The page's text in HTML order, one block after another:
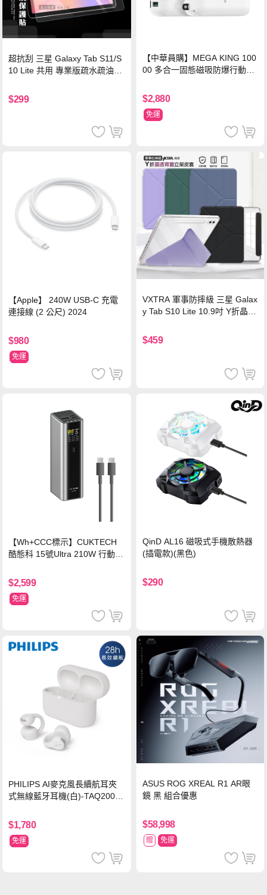
超抗刮 三星 Galaxy Tab S11/S
10 Lite 共用 專業版疏水疏油9H
$299
【中華員購】MEGA KING 100
00 多合一固態磁吸防爆行動電
$2,880
免運
【Apple】 240W USB-C 充電
連接線 (2 公尺) 2024
$980
免運
VXTRA 軍事防摔級 三星 Galax
y Tab S10 Lite 10.9吋 Y折晶透
$459
【Wh+CCC標示】CUKTECH
酷態科 15號Ultra 210W 行動電
$2,599
免運
QinD AL16 磁吸式手機散熱器
(插電款)(黑色)
$290
PHILIPS AI麥克風長續航耳夾
式無線藍牙耳機(白)-TAQ2000
$1,780
免運
ASUS ROG XREAL R1 AR眼
鏡 黑 組合優惠
$58,998
贈 免運